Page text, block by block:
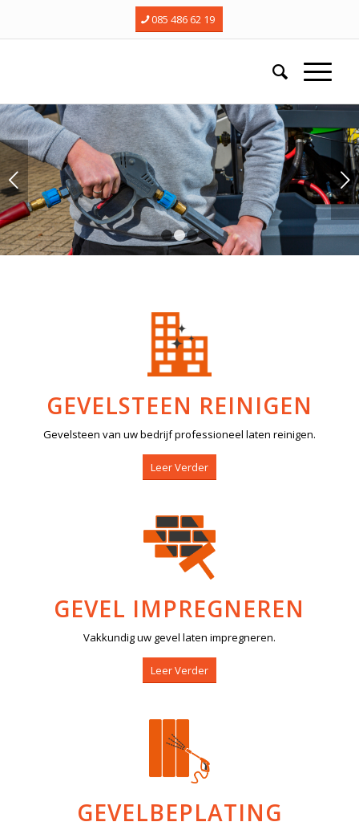
085 486 62 19
Next
1 2
GEVELSTEEN REINIGEN
Gevelsteen van uw bedrijf professioneel laten reinigen.
Leer Verder
GEVEL IMPREGNEREN
Vakkundig uw gevel laten impregneren.
Leer Verder
GEVELBEPLATING